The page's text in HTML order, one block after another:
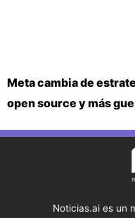
Meta cambia de
open source y más
Noticias.ai es un